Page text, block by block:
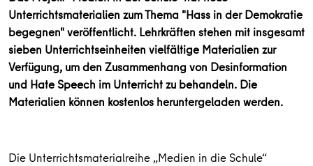
Unterrichtsmaterialien zum Thema "Hass in der Demokratie
begegnen" veröffentlicht. Lehrkräften stehen mit insgesamt
sieben Unterrichtseinheiten vielfältige Materialien zur
Verfügung, um den Zusammenhang von Desinformation
und Hate Speech im Unterricht zu behandeln. Die
Materialien können kostenlos heruntergeladen werden.
Die Unterrichtsmaterialreihe „Medien in die Schule“